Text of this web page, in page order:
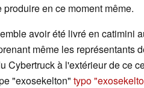
en ce moment même.
avoir été livré en catimini
même les représentants
Cybertruck à l'extérieur de ce
"exosekelton" typo